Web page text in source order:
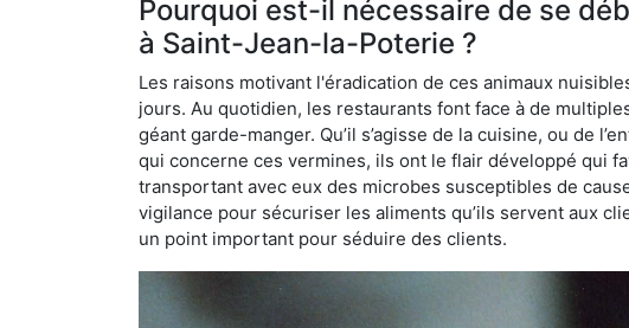
Pourquoi est-il nécessaire de se
à Saint-Jean-la-Poterie ?
Les raisons motivant l'éradication de ces animaux
jours. Au quotidien, les restaurants font face à de
géant garde-manger. Qu’il s’agisse de la cuisine, ou de
qui concerne ces vermines, ils ont le flair développé qui
transportant avec eux des microbes susceptibles de
vigilance pour sécuriser les aliments qu’ils servent aux
un point important pour séduire des clients.